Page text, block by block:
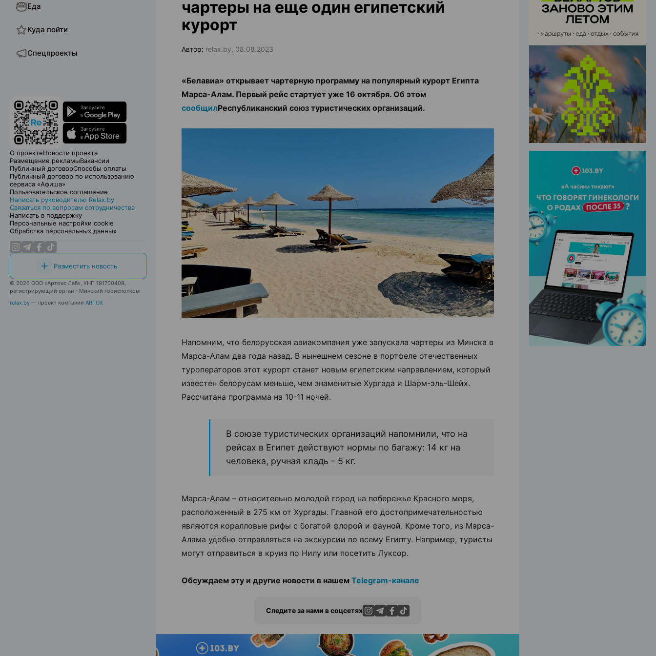
Еда
Куда пойти
Спецпроекты
О проектеНовости проекта
Размещение рекламыВакансии
Публичный договорСпособы оплаты
Публичный договор по использованию
сервиса «Афиша»
Пользовательское соглашение
Написать руководителю Relax.by
Связаться по вопросам сотрудничества
Написать в поддержку
Персональные настройки cookie
Обработка персональных данных
Разместить новость
© 2026 ООО «Артокс Лаб», УНП 191700409,
регистрирующий орган - Минский горисполком
relax.by — проект компании ARTOX
чартеры на еще один египетский
курорт
Автор: relax.by, 08.08.2023
«Белавиа» открывает чартерную программу на популярный курорт Египта
Марса-Алам. Первый рейс стартует уже 16 октября. Об этом
сообщилРеспубликанский союз туристических организаций.
Напомним, что белорусская авиакомпания уже запускала чартеры из Минска в
Марса-Алам два года назад. В нынешнем сезоне в портфеле отечественных
туроператоров этот курорт станет новым египетским направлением, который
известен белорусам меньше, чем знаменитые Хургада и Шарм-эль-Шейх.
Рассчитана программа на 10-11 ночей.
В союзе туристических организаций напомнили, что на
рейсах в Египет действуют нормы по багажу: 14 кг на
человека, ручная кладь – 5 кг.
Марса-Алам – относительно молодой город на побережье Красного моря,
расположенный в 275 км от Хургады. Главной его достопримечательностью
являются коралловые рифы с богатой флорой и фауной. Кроме того, из Марса-
Алама удобно отправляться на экскурсии по всему Египту. Например, туристы
могут отправиться в круиз по Нилу или посетить Луксор.
Обсуждаем эту и другие новости в нашем Telegram-канале
Следите за нами в соцсетях
ЭФФЕКТИВНАЯ РЕКЛАМА НА САЙТЕ
ЭФФЕКТИВНАЯ РЕКЛАМА НА САЙТЕ